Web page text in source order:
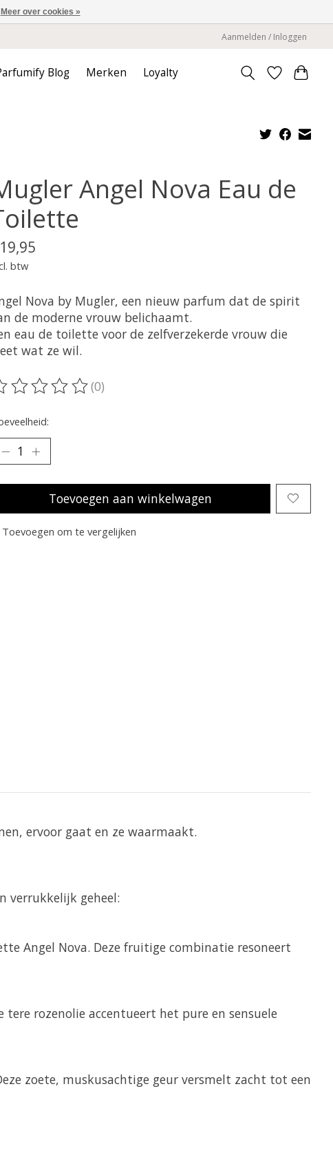
Aanmelden / Inloggen
Blog Merken Loyalty
Angel Nova Eau de
btw
Nova by Mugler, een nieuw parfum dat de spirit
de moderne vrouw belichaamt.
eau de toilette voor de zelfverzekerde vrouw die
wat ze wil.
beoordeling van dit product is
(0)
Toevoegen aan winkelwagen
Toevoegen om te vergelijken
ervoor gaat en ze waarmaakt.
verrukkelijk geheel:
Angel Nova. Deze fruitige combinatie resoneert
rozenolie accentueert het pure en sensuele
zoete, muskusachtige geur versmelt zacht tot een
Meer over cookies »